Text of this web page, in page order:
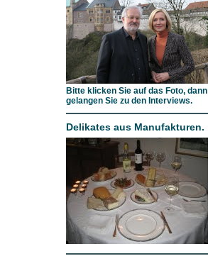
Bitte klicken Sie auf das Foto, dann
gelangen Sie zu den Interviews.
Delikates aus Manufakturen.